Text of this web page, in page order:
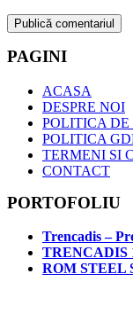
PAGINI
ACASA
DESPRE NOI
POLITICA DE
POLITICA
TERMENI SI
CONTACT
PORTOFOLIU
Trencadis –
TRENCADIS
ROM STEEL